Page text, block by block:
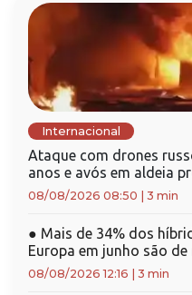
Internacional
Ataque com drones
anos e avós em aldeia
08/08/2026 08:50 3 min
● Mais de 34% dos
Europa em junho são
08/08/2026 12:16 3 min